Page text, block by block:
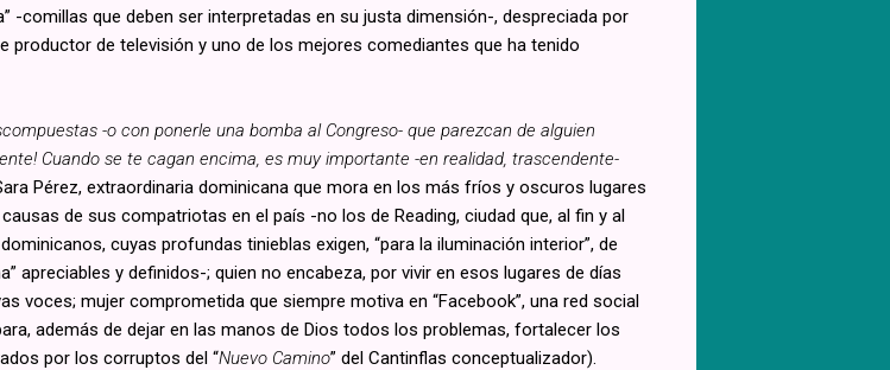
-comillas que deben ser interpretadas en su justa dimensión-, despreciada por
productor de televisión y uno de los mejores comediantes que ha tenido
-o con ponerle una bomba al Congreso- que parezcan de alguien
Cuando se te cagan encima, es muy importante -en realidad, trascendente-
Pérez, extraordinaria dominicana que mora en los más fríos y oscuros lugares
de sus compatriotas en el país -no los de Reading, ciudad que, al fin y al
cuyas profundas tinieblas exigen, “para la iluminación interior”, de
apreciables y definidos-; quien no encabeza, por vivir en esos lugares de días
voces; mujer comprometida que siempre motiva en “Facebook”, una red social
además de dejar en las manos de Dios todos los problemas, fortalecer los
por los corruptos del “Nuevo Camino” del Cantinflas conceptualizador).